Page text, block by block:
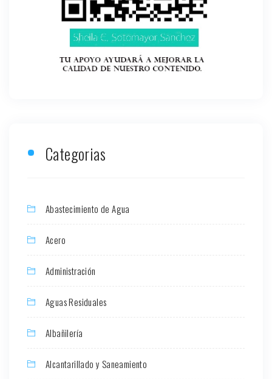
Categorias
Abastecimiento de Agua
Acero
Administración
Aguas Residuales
Albañilería
Alcantarillado y Saneamiento